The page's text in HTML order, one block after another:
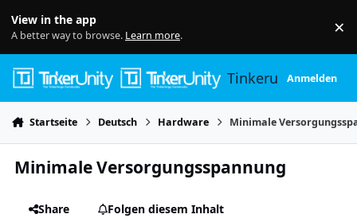
View in the app
A better way to browse. Learn more. ×
TinkerunityAnmelden
Startseite Deutsch Hardware Minimale
Minimale Versorgungsspannung
Share
Folgen diesem Inhalt